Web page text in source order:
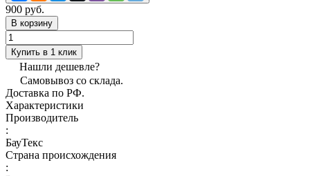
900 руб.
В корзину
Купить в 1 клик
Нашли дешевле?
Самовывоз со склада.
Доставка по РФ.
Характеристики
Производитель
:
БауТекс
Страна происхождения
: